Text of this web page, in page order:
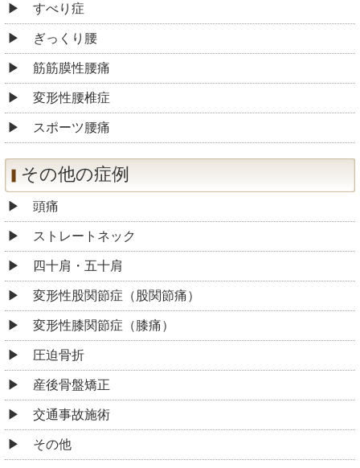
すべり症
ぎっくり腰
筋筋膜性腰痛
変形性腰椎症
スポーツ腰痛
その他の症例
頭痛
ストレートネック
四十肩・五十肩
変形性股関節症（股関節痛）
変形性膝関節症（膝痛）
圧迫骨折
産後骨盤矯正
交通事故施術
その他